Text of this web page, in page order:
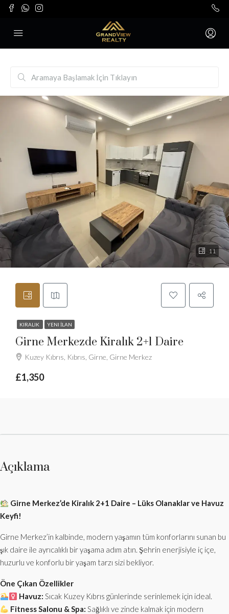
11
KIRALIK YENI İLAN
Girne Merkezde Kiralık 2+1 Daire
Kuzey Kıbrıs, Kıbrıs, Girne, Girne Merkez
£1,350
Açıklama
Girne Merkez’de Kiralık 2+1 Daire – Lüks Olanaklar ve Havuz
Keyfi!
Girne Merkez’in kalbinde, modern yaşamın tüm konforlarını sunan bu
şık daire ile ayrıcalıklı bir yaşama adım atın. Şehrin enerjisiyle iç içe,
huzurlu ve konforlu bir yaşam tarzı sizi bekliyor.
Öne Çıkan Özellikler
Havuz: Sıcak Kuzey Kıbrıs günlerinde serinlemek için ideal.
Fitness Salonu & Spa: Sağlıklı ve zinde kalmak için modern